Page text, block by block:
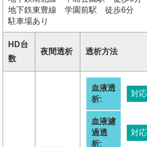
地下鉄東豊線 学園前駅 徒歩6分
駐車場あり
HD台
数
夜間透析 透析方法
血液透
析:
対応
血液濾
過透
析:
対応